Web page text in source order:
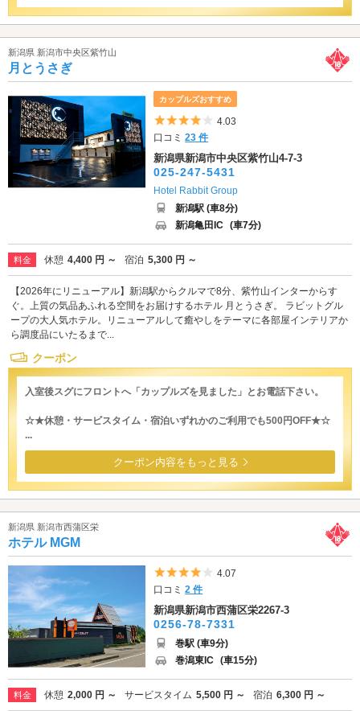
新潟県 新潟市中央区紫竹山
月とうさぎ
カップルズおすすめ
5つ星のうち4
4.03
口コミ23 件
新潟県新潟市中央区紫竹山4-7-3
025-247-5431
Hotel Rabbit Group
新潟駅 (車8分)
新潟亀田IC (車7分)
料金 休憩 4,400 円 ～ 宿泊 5,300 円 ～
【2026年にリニューアル】新潟駅からクルマで8分、紫竹山インターからす
ぐ。上質の気品あふれる空間をお届けするホテル 月とうさぎ。 ラビットグル
ープの大人気ホテル。リニューアルして癒やしをテーマに各部屋インテリアか
ら調度品にいたるまで...
クーポン
入室後スグにフロントへ「カップルズを見ました」とお電話下さい。
☆★休憩・サービスタイム・宿泊いずれかのご利用でも500円OFF★☆
...
クーポン内容をもっと見る
新潟県 新潟市西蒲区栄
ホテル MGM
5つ星のうち4
4.07
口コミ2 件
新潟県新潟市西蒲区栄2267-3
0256-78-7331
巻駅 (車9分)
巻潟東IC (車15分)
料金 休憩 2,000 円 ～ サービスタイム 5,500 円 ～ 宿泊 6,300 円 ～